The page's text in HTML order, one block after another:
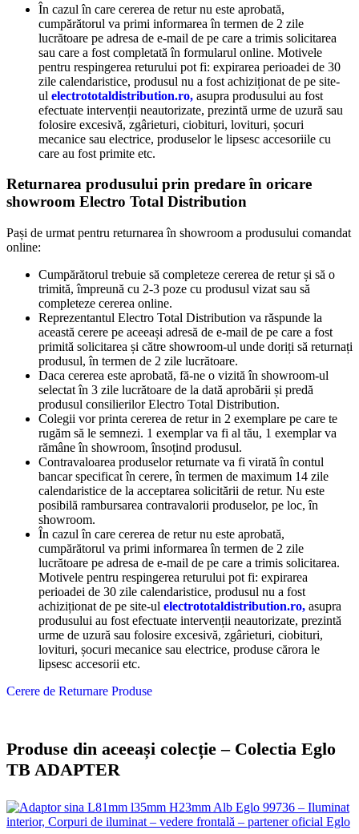
În cazul în care cererea de retur nu este aprobată,
cumpărătorul va primi informarea în termen de 2 zile
lucrătoare pe adresa de e-mail de pe care a trimis solicitarea
sau care a fost completată în formularul online. Motivele
pentru respingerea returului pot fi: expirarea perioadei de 30
zile calendaristice, produsul nu a fost achiziționat de pe site-
ul electrototaldistribution.ro, asupra produsului au fost
efectuate intervenții neautorizate, prezintă urme de uzură sau
folosire excesivă, zgârieturi, ciobituri, lovituri, șocuri
mecanice sau electrice, produselor le lipsesc accesoriile cu
care au fost primite etc.
Returnarea produsului prin predare în oricare
showroom Electro Total Distribution
Pași de urmat pentru returnarea în showroom a produsului comandat
online:
Cumpărătorul trebuie să completeze cererea de retur și să o
trimită, împreună cu 2-3 poze cu produsul vizat sau să
completeze cererea online.
Reprezentantul Electro Total Distribution va răspunde la
această cerere pe aceeași adresă de e-mail de pe care a fost
primită solicitarea și către showroom-ul unde doriți să returnați
produsul, în termen de 2 zile lucrătoare.
Daca cererea este aprobată, fă-ne o vizită în showroom-ul
selectat în 3 zile lucrătoare de la dată aprobării și predă
produsul consilierilor Electro Total Distribution.
Colegii vor printa cererea de retur in 2 exemplare pe care te
rugăm să le semnezi. 1 exemplar va fi al tău, 1 exemplar va
rămâne în showroom, însoțind produsul.
Contravaloarea produselor returnate va fi virată în contul
bancar specificat în cerere, în termen de maximum 14 zile
calendaristice de la acceptarea solicitării de retur. Nu este
posibilă rambursarea contravalorii produselor, pe loc, în
showroom.
În cazul în care cererea de retur nu este aprobată,
cumpărătorul va primi informarea în termen de 2 zile
lucrătoare pe adresa de e-mail de pe care a trimis solicitarea.
Motivele pentru respingerea returului pot fi: expirarea
perioadei de 30 zile calendaristice, produsul nu a fost
achiziționat de pe site-ul electrototaldistribution.ro, asupra
produsului au fost efectuate intervenții neautorizate, prezintă
urme de uzură sau folosire excesivă, zgârieturi, ciobituri,
lovituri, șocuri mecanice sau electrice, produse cărora le
lipsesc accesorii etc.
Cerere de Returnare Produse
Produse din aceeași colecție – Colectia Eglo
TB ADAPTER